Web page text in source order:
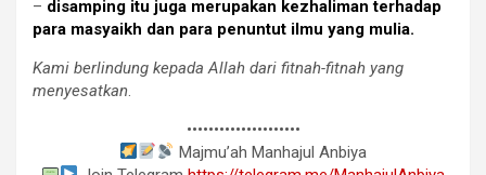
– disamping itu juga merupakan kezhaliman terhadap
para masyaikh dan para penuntut ilmu yang mulia.
Kami berlindung kepada Allah dari fitnah-fitnah yang
menyesatkan.
•••••••••••••••••••••
Majmu’ah Manhajul Anbiya